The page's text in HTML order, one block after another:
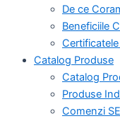
De ce
Beneficiile
Catalog Produse
Catalog
Produse
Comenzi